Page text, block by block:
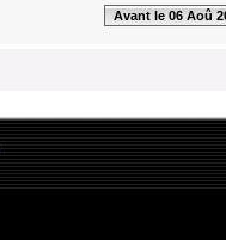
Avant le 06 Aoû